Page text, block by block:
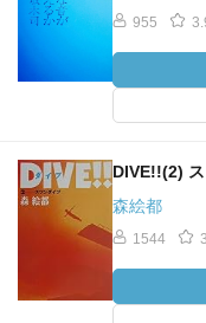
955
DIVE!!(2)
森絵都
1544